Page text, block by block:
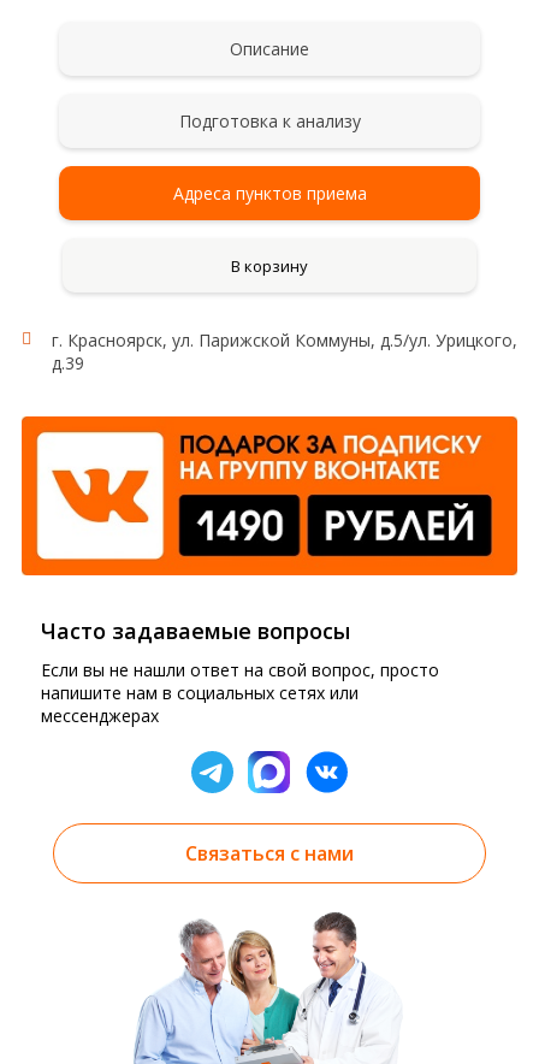
Описание
Подготовка к анализу
Адреса пунктов приема
В корзину
Исследование:
аполипопротеин А1
Липидный обмен
г. Красноярск, ул. Парижской Коммуны, д.5/ул. Урицкого,
д.39
Часто задаваемые вопросы
Если вы не нашли ответ на свой вопрос, просто
напишите нам в социальных сетях или
мессенджерах
Связаться с нами